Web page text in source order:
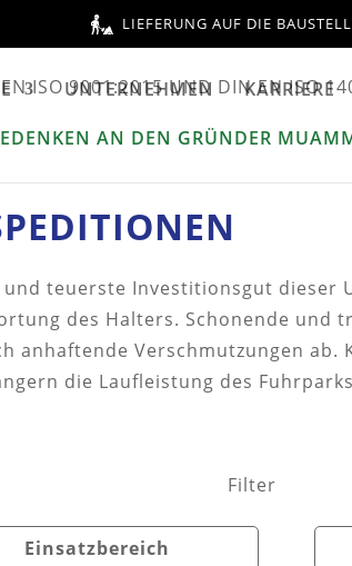
LIEFERUNG AUF DIE
UNTERNEHMEN KARRIERE
teuerste Investitionsgut dieser
des Halters. Schonende und
anhaftende Verschmutzungen
die Laufleistung des
Filter
Einsatzbereich